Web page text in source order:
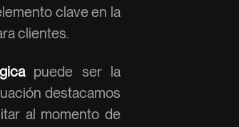
clave en la
clientes.
puede ser la
destacamos
al momento de